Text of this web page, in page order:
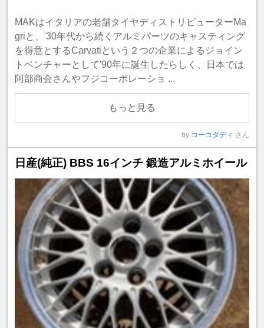
MAKはイタリアの老舗タイヤディストリビューターMa
griと、'30年代から続くアルミパーツのキャスティング
を得意とするCarvatiという２つの企業によるジョイン
トベンチャーとして'90年に誕生したらしく、日本では
阿部商会さんやフジコーポレーショ ...
もっと見る
by コーコダディ さん
日産(純正) BBS 16インチ 鍛造アルミホイール